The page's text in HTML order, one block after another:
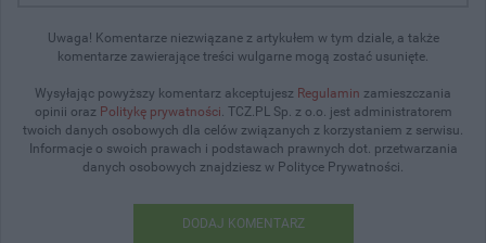
Uwaga! Komentarze niezwiązane z artykułem w tym dziale, a także
komentarze zawierające treści wulgarne mogą zostać usunięte.
Wysyłając powyższy komentarz akceptujesz Regulamin zamieszczania
opinii oraz Politykę prywatności . TCZ.PL Sp. z o.o. jest administratorem
twoich danych osobowych dla celów związanych z korzystaniem z serwisu.
Informacje o swoich prawach i podstawach prawnych dot. przetwarzania
danych osobowych znajdziesz w Polityce Prywatności.
DODAJ KOMENTARZ